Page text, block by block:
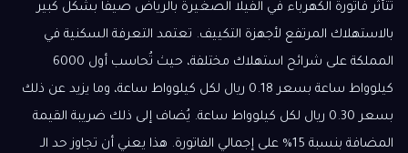
تتأثر فاتورة الكهرباء في الفيلا الصغيرة بالرياض صيفًا بشكل كبير
بالاستهلاك المرتفع لأجهزة التكييف. تعتمد التعرفة السكنية في
المملكة على شرائح استهلاك مختلفة، حيث تُحاسب أول 6000
كيلوواط ساعة بسعر 0.18 ريال لكل كيلوواط ساعة، وما يزيد عن ذلك
بسعر 0.30 ريال لكل كيلوواط ساعة. يُضاف إلى ذلك ضريبة القيمة
المضافة بنسبة 15% على إجمالي الفاتورة. هذا يعني أن تجاوز حد الـ